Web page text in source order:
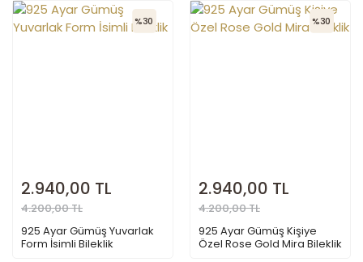
%30
2.940,00 TL
4.200,00 TL
925 Ayar Gümüş Yuvarlak
Form İsimli Bileklik
%30
2.940,00 TL
4.200,00 TL
925 Ayar Gümüş Kişiye
Özel Rose Gold Mira Bileklik